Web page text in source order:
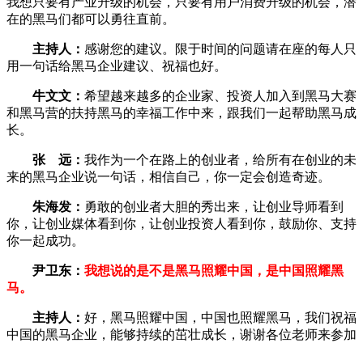
在的黑马们都可以勇往直前。
主持人： 感谢您的建议。限于时间的问题请在座的每人只
用一句话给黑马企业建议、祝福也好。
牛文文： 希望越来越多的企业家、投资人加入到黑马大赛
和黑马营的扶持黑马的幸福工作中来，跟我们一起帮助黑马成
长。
张 远： 我作为一个在路上的创业者，给所有在创业的未
来的黑马企业说一句话，相信自己，你一定会创造奇迹。
朱海发： 勇敢的创业者大胆的秀出来，让创业导师看到
你，让创业媒体看到你，让创业投资人看到你，鼓励你、支持
你一起成功。
尹卫东： 我想说的是不是黑马照耀中国，是中国照耀黑
马。
主持人： 好，黑马照耀中国，中国也照耀黑马，我们祝福
中国的黑马企业，能够持续的茁壮成长，谢谢各位老师来参加